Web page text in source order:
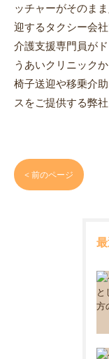
ッチャーがそのま
迎するタクシー会
介護支援専門員が
うあいクリニック
椅子送迎や移乗介
スをご提供する弊
< 前のページ